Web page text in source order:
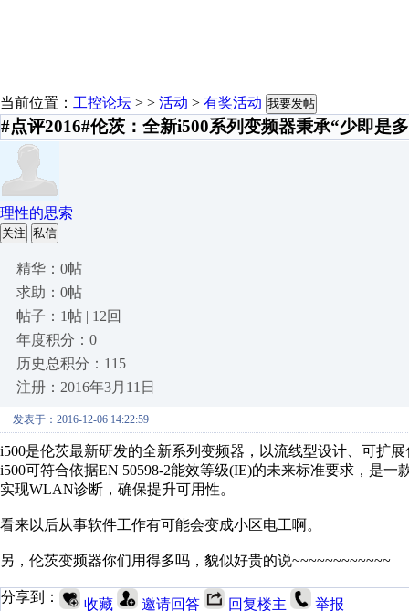
当前位置： 工控论坛 > > 活动 > 有奖活动 我要发帖
#点评2016#伦茨：全新i500系列变频器秉承“少即是
理性的思索
关注 私信
精华：0帖
求助：0帖
帖子：1帖 | 12回
年度积分：0
历史总积分：115
注册：2016年3月11日
发表于：2016-12-06 14:22:59
i500是伦茨最新研发的全新系列变频器，以流线型设计、可扩
i500可符合依据EN 50598-2能效等级(IE)的未来标准要求，是一
实现WLAN诊断，确保提升可用性。
看来以后从事软件工作有可能会变成小区电工啊。
另，伦茨变频器你们用得多吗，貌似好贵的说~~~~~~~~~~~~
分享到： 收藏 邀请回答 回复楼主 举报